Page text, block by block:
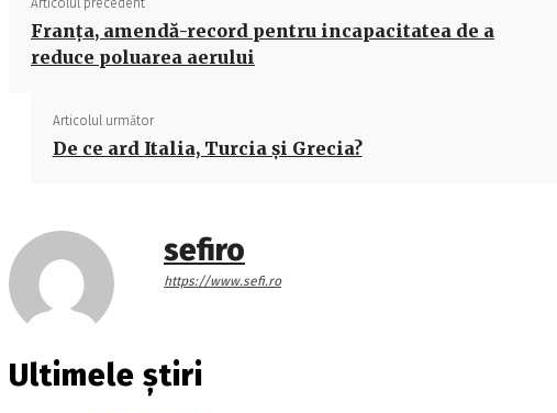
Franța, amendă-record pentru incapacitatea de a
reduce poluarea aerului
Articolul următor
De ce ard Italia, Turcia şi Grecia?
sefiro
https://www.sefi.ro
Ultimele știri